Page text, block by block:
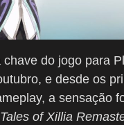
chave do jogo para
e desde os
a sensação
Tales of Xillia